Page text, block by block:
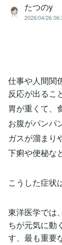
たつのy
2026/04/26
仕事や人間関
反応が出るこ
胃が重くて、
お腹がパンパ
ガスが溜まり
下痢や便秘な
こうした症状
東洋医学では
ちが元気に動
す、最も重要